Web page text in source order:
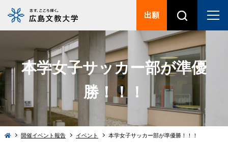
本学女子サッカー部が準優
勝！！！
開催イベント報告 イベント 本学女子サッカー部が準優勝！！！
出願